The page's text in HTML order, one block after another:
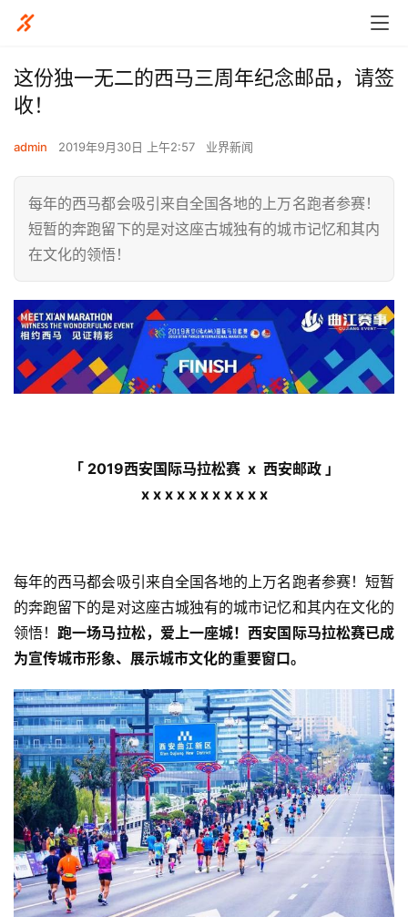
这份独一无二的西马三周年纪念邮品，请签
收！
admin 2019年9月30日 上午2:57 业界新闻
每年的西马都会吸引来自全国各地的上万名跑者参赛！
短暂的奔跑留下的是对这座古城独有的城市记忆和其内
在文化的领悟！
「 2019西安国际马拉松赛  x  西安邮政 」
x x x x x x x x x x x
每年的西马都会吸引来自全国各地的上万名跑者参赛！短暂
的奔跑留下的是对这座古城独有的城市记忆和其内在文化的
领悟！跑一场马拉松，爱上一座城！西安国际马拉松赛已成
为宣传城市形象、展示城市文化的重要窗口。